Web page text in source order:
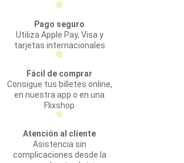
Pago seguro
Utiliza Apple Pay, Visa y
tarjetas internacionales
Fácil de comprar
Consigue tus billetes online,
en nuestra app o en una
Flixshop
Atención al cliente
Asistencia sin
complicaciones desde la